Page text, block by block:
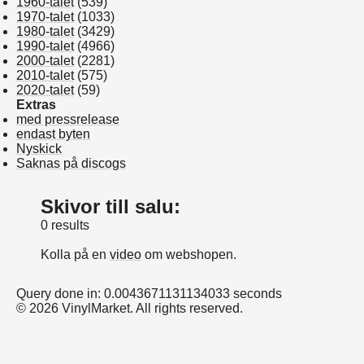
1970-talet(1033)
1980-talet(3429)
1990-talet(4966)
2000-talet(2281)
2010-talet(575)
2020-talet(59)
Extras
med pressrelease
endast byten
Nyskick
Saknas på discogs
Skivor till salu:
0 results
Kolla på en video om webshopen.
Query done in: 0.0043671131134033 seconds
© 2026 VinylMarket. All rights reserved.